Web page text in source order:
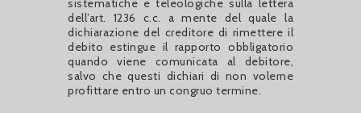
sistematiche e teleologiche sulla lettera
dell’art. 1236 c.c. a mente del quale la
dichiarazione del creditore di rimettere il
debito estingue il rapporto obbligatorio
quando viene comunicata al debitore,
salvo che questi dichiari di non volerne
profittare entro un congruo termine.